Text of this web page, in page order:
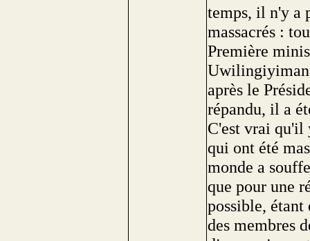
temps, il n'y a
massacrés :
Première
après le
répandu, il a
C'est vrai qu'il
qui ont été
monde a
que pour une
possible, étant
des membres